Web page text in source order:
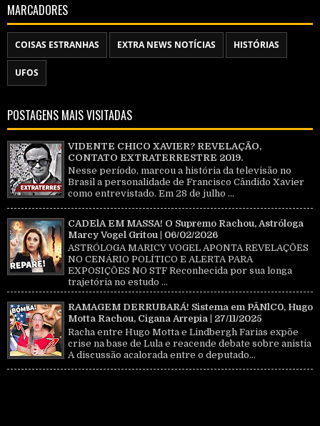
MARCADORES
COISAS ESTRANHAS EXTRA NEWS NOTÍCIAS HISTÓRIAS
UFOS
POSTAGENS MAIS VISITADAS
VIDENTE CHICO XAVIER? REVELAÇÃO,
CONTATO EXTRATERRESTRE 2019.
Nesse período, marcou a história da televisão no
Brasil a personalidade de Francisco Cândido Xavier
como entrevistado. Em 28 de julho ...
CADElA EM MASSA! O Supremo Rachou, Astróloga
Marcy Vogel Gritou | 06/02/2026
ASTRÓLOGA MARICY VOGEL APONTA REVELAÇÕES
NO CENÁRIO POLÍTICO E ALERTA PARA
EXPOSIÇÕES NO STF Reconhecida por sua longa
trajetória no estudo ...
RAMAGEM DERRUBARÁ! Sistema em PÂNlC0, Hugo
Motta Rachou, Cigana Arrepia | 27/11/2025
Racha entre Hugo Motta e Lindbergh Farias expõe
crise na base de Lula e reacende debate sobre anistia
A discussão acalorada entre o deputado...